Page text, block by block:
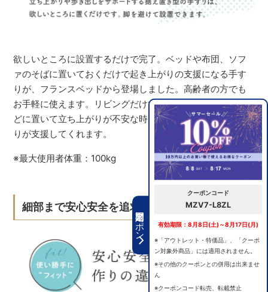
期間限定クーポン
クーポンコード
MZV7-L8ZL
有効期限：8月8日(土)～8月17日(月)
※「アウトレット・特価品」、「クーポ
ン対象外商品」には適用されません。
※その他のクーポンとの併用は出来ませ
ん
※クーポンコード転売、転載禁止
欲しいところに設置するだけで完了。ベッドや布団、ソフ
ァのそばに置いておくだけで起き上がりの支援になる手す
りが、フランスベッドから登場しました。高齢者の方でも
お手軽に使えます。リビングだけでなく、トイレや玄関な
どに置いて立ち上がりが不安な時も、マルチフィットてす
りが支援してくれます。
※最大使用者体重：100kg
細部まで安心安全を追求した手すり